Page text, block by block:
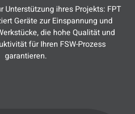
Unterstützung ihres Projekts: FPT
Geräte zur Einspannung und
die hohe Qualität und
für Ihren FSW-Prozess
garantieren.